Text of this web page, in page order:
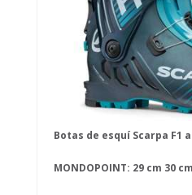
Botas de esquí Scarpa
MONDOPOINT: 29 cm 30 cm